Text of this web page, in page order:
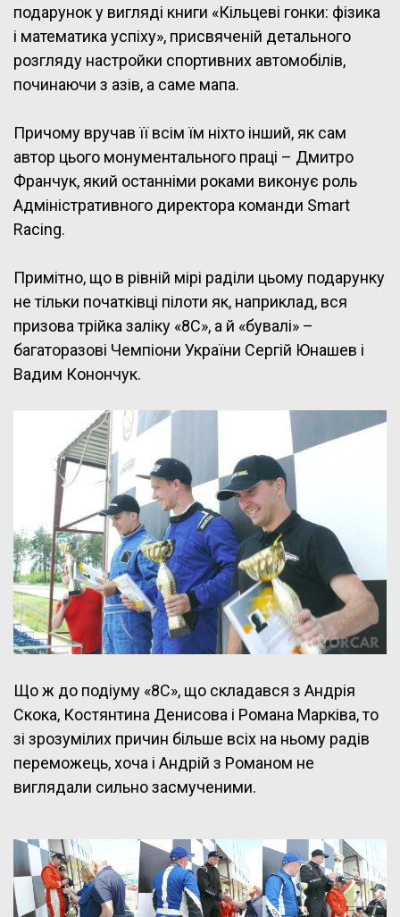
подарунок у вигляді книги «Кільцеві гонки: фізика
і математика успіху», присвяченій детального
розгляду настройки спортивних автомобілів,
починаючи з азів, а саме мапа.
Причому вручав її всім їм ніхто інший, як сам
автор цього монументального праці – Дмитро
Франчук, який останніми роками виконує роль
Адміністративного директора команди Smart
Racing.
Примітно, що в рівній мірі раділи цьому подарунку
не тільки початківці пілоти як, наприклад, вся
призова трійка заліку «8С», а й «бувалі» –
багаторазові Чемпіони України Сергій Юнашев і
Вадим Конончук.
Що ж до подіуму «8С», що складався з Андрія
Скока, Костянтина Денисова і Романа Марківа, то
зі зрозумілих причин більше всіх на ньому радів
переможець, хоча і Андрій з Романом не
виглядали сильно засмученими.